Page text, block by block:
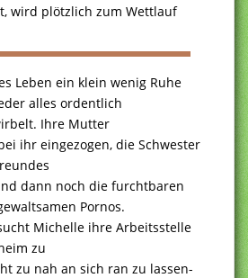
wird plötzlich zum Wettlauf
Leben ein klein wenig Ruhe
alles ordentlich
Ihre Mutter
ihr eingezogen, die Schwester
dann noch die furchtbaren
Pornos.
Michelle ihre Arbeitsstelle
zu
zu nah an sich ran zu lassen-